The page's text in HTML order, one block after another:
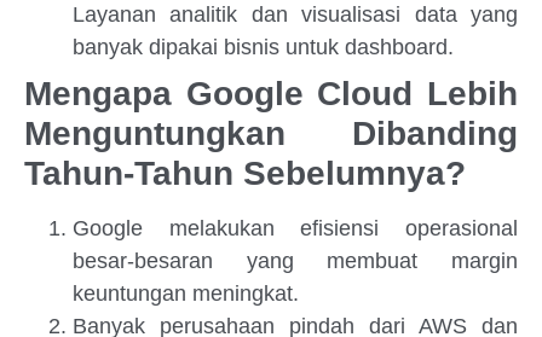
Layanan analitik dan visualisasi data yang
banyak dipakai bisnis untuk dashboard.
Mengapa Google Cloud Lebih
Menguntungkan Dibanding
Tahun-Tahun Sebelumnya?
Google melakukan efisiensi operasional
besar-besaran yang membuat margin
keuntungan meningkat.
Banyak perusahaan pindah dari AWS dan